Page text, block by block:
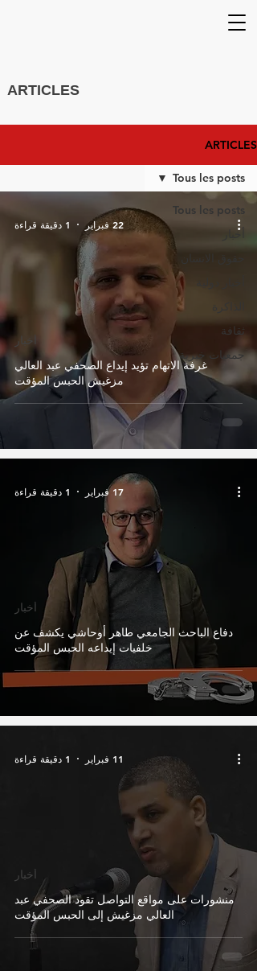
ARTICLES
ARTICLES
Tous les posts
أخبار
حقوق الانسان
ثقافة
جمعيات خيرية
Tous les posts
غرفة الاتهام تؤيد إيداع الصحفي عبد العالي
مزغيش الحبس المؤقت
أخبار
22 فبراير 1 دقيقة قراءة
دفاع الباحث الجامعي طاهر أوحاشي يكشف عن
خلفيات إيداعه الحبس المؤقت
أخبار
17 فبراير 1 دقيقة قراءة
منشورات على مواقع التواصل تقود الصحفي عبد
العالي مزغيش إلى الحبس المؤقت
أخبار
11 فبراير 1 دقيقة قراءة